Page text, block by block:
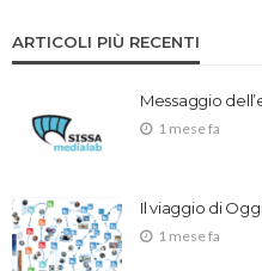
ARTICOLI PIÙ RECENTI
Messaggio
1 mese fa
Il viaggio di
1 mese fa